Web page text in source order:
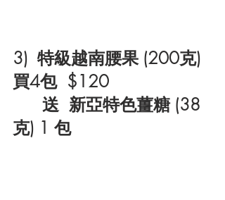
3)  特級越南腰果 (200克)
買4包  $120
送  新亞特色薑糖 (38
克) 1 包